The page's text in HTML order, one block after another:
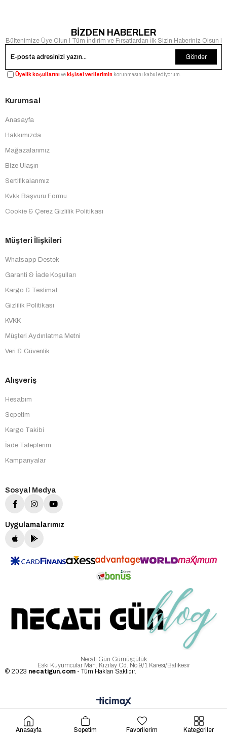
BİZDEN HABERLER
Bültenimize Üye Olun ! Tüm İndirim ve Fırsatlardan İlk Sizin Haberiniz Olsun !
Gönder
Üyelik koşullarınıve kişisel verilerimin korunmasını kabul ediyorum.
Kurumsal
Anasayfa
Hakkımızda
Mağazalarımız
Bize Ulaşın
Sertifikalarımız
Kvkk Başvuru Formu
Cookie & Çerez Gizlilik Politikası
Müşteri İlişkileri
Whatsapp Destek
Garanti & İade Koşulları
Kargo & Teslimat
Gizlilik Politikası
KVKK
Müşteri Aydınlatma Metni
Veri & Güvenlik
Alışveriş
Hesabım
Sepetim
Kargo Takibi
İade Taleplerim
Kampanyalar
Sosyal Medya
Uygulamalarımız
Necati Gün Gümüşçülük
Eski Kuyumcular Mah. Kızılay Cd. No:9/1 Karesi/Balıkesir
© 2023 necatigun.com - Tüm Hakları Saklıdır.
Anasayfa Sepetim Favorilerim Kategoriler